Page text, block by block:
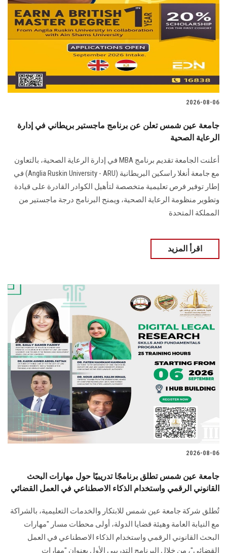
2026-08-06
جامعة عين شمس تعلن عن برنامج ماجستير بريطاني في إدارة
الرعاية الصحية
أعلنت الجامعة تقديم برنامج MBA في إدارة الرعاية الصحية، بالتعاون
مع جامعة أنغلا راسكين البريطانية (Anglia Ruskin University - ARU) في
إطار توفير فرص تعليمية متخصصة لتأهيل الكوادر القادرة على قيادة
وتطوير منظومة الرعاية الصحية، ويمنح البرنامج درجة ماجستير من
المملكة المتحدة
اقرأ المزيد
2026-08-06
جامعة عين شمس تطلق برنامجًا تدريبيًا حول مهارات البحث
القانوني الرقمي واستخدام الذكاء الاصطناعي في العمل القضائي
تُطلق شركة جامعة عين شمس للابتكار والخدمات التعليمية، بالشراكة
مع النيابة العامة وهيئة قضايا الدولة، أولى محطات مسار "مهارات
البحث القانوني الرقمي واستخدام الذكاء الاصطناعي في العمل
القضائي"، من خلال البرنامج التدريبي الأول بعنوان "مهارات